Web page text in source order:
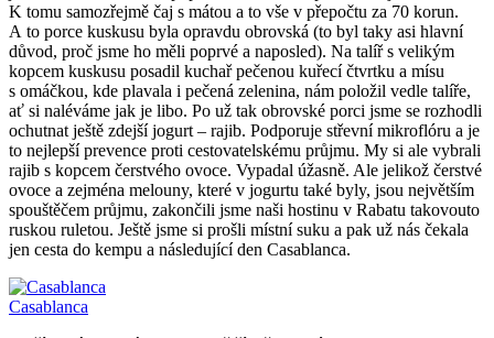
K tomu samozřejmě čaj s mátou a to vše v přepočtu za 70 korun.
A to porce kuskusu byla opravdu obrovská (to byl taky asi hlavní
důvod, proč jsme ho měli poprvé a naposled). Na talíř s velikým
kopcem kuskusu posadil kuchař pečenou kuřecí čtvrtku a mísu
s omáčkou, kde plavala i pečená zelenina, nám položil vedle talíře,
ať si naléváme jak je libo. Po už tak obrovské porci jsme se rozhodli
ochutnat ještě zdejší jogurt – rajib. Podporuje střevní mikroflóru a je
to nejlepší prevence proti cestovatelskému průjmu. My si ale vybrali
rajib s kopcem čerstvého ovoce. Vypadal úžasně. Ale jelikož čerstvé
ovoce a zejména melouny, které v jogurtu také byly, jsou největším
spouštěčem průjmu, zakončili jsme naši hostinu v Rabatu takovouto
ruskou ruletou. Ještě jsme si prošli místní suku a pak už nás čekala
jen cesta do kempu a následující den Casablanca.
Casablanca